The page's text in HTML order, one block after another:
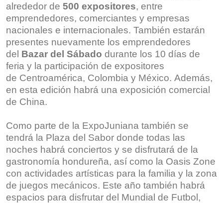
alrededor de 500 expositores, entre
emprendedores, comerciantes y empresas
nacionales e internacionales. También estarán
presentes nuevamente los emprendedores
del Bazar del Sábado durante los 10 días de
feria y la participación de expositores
de Centroamérica, Colombia y México. Además,
en esta edición habrá una exposición comercial
de China.
Como parte de la ExpoJuniana también se
tendrá la Plaza del Sabor donde todas las
noches habrá conciertos y se disfrutará de la
gastronomía hondureña, así como la Oasis Zone
con actividades artísticas para la familia y la zona
de juegos mecánicos. Este año también habrá
espacios para disfrutar del Mundial de Futbol,